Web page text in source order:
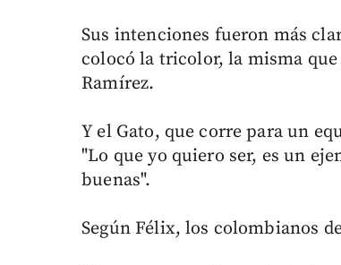
Sus intenciones fueron más
colocó la tricolor, la misma
Ramírez.
Y el Gato, que corre para un
"Lo que yo quiero ser, es un
buenas".
Según Félix, los colombianos